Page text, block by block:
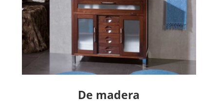
De madera